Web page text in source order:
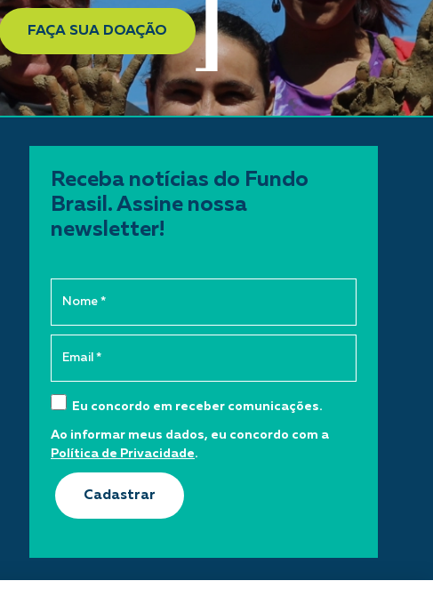
FAÇA SUA DOAÇÃO
Receba notícias do Fundo
Brasil. Assine nossa
newsletter!
Eu concordo em receber comunicações.
Ao informar meus dados, eu concordo com a
Política de Privacidade.
Cadastrar